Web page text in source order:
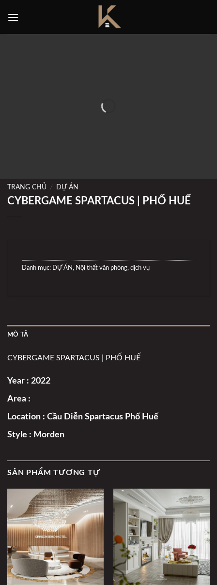
TRANG CHỦ / DỰ ÁN
CYBERGAME SPARTACUS | PHỐ HUẾ
Danh mục: DỰ ÁN, Nội thất văn phòng, dịch vụ
MÔ TẢ
CYBERGAME SPARTACUS | PHỐ HUẾ
Year : 2022
Area :
Location : Cầu Diễn Spartacus Phố Huế
Style : Morden
SẢN PHẨM TƯƠNG TỰ